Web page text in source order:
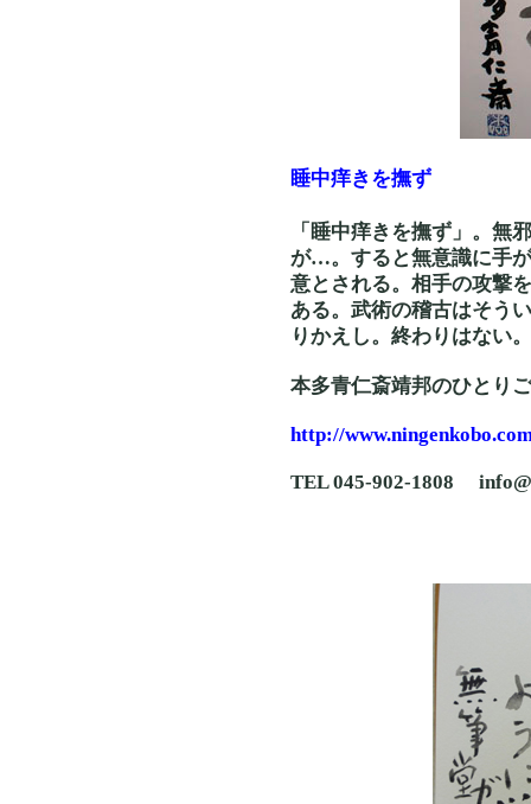
睡中痒きを撫ず
「睡中痒きを撫ず」。無
が…。すると無意識に手
意とされる。相手の攻撃
ある。武術の稽古はそう
りかえし。終わりはない。
本多青仁斎靖邦のひとり
http://
TEL 045-902-1808